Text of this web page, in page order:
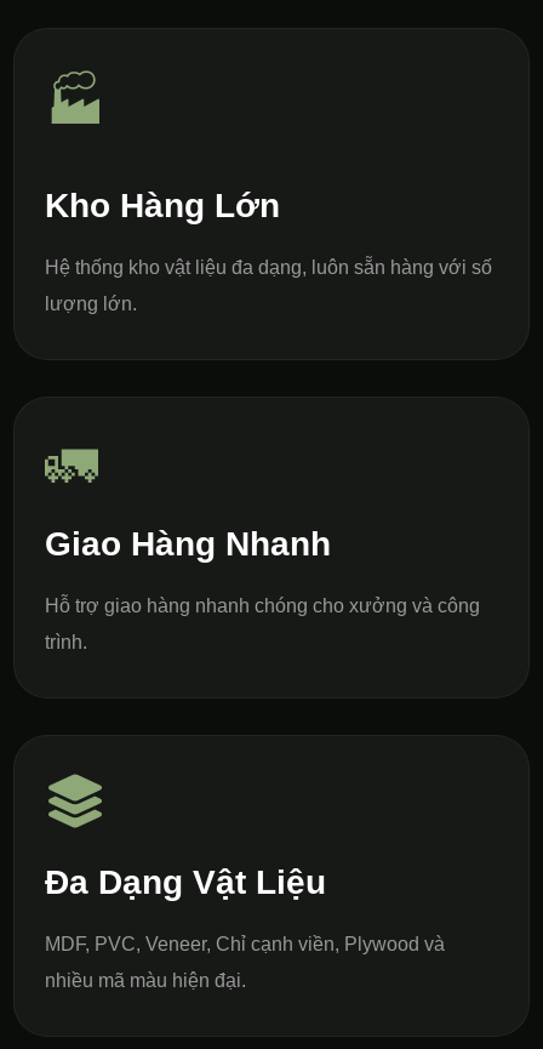
🏭
Kho Hàng Lớn
Hệ thống kho vật liệu đa dạng, luôn sẵn hàng với số
lượng lớn.
🚛
Giao Hàng Nhanh
Hỗ trợ giao hàng nhanh chóng cho xưởng và công
trình.
Đa Dạng Vật Liệu
MDF, PVC, Veneer, Chỉ cạnh viền, Plywood và
nhiều mã màu hiện đại.